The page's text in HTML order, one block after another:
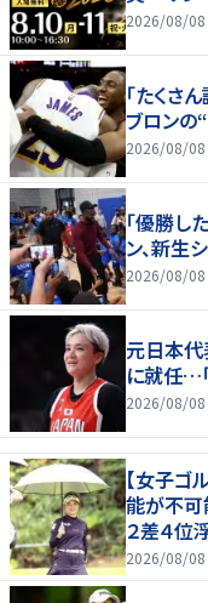
2026/08/08
「たくさ
ブロンの
2026/08/08
「優勝し
ン、新生
2026/08/08
元日本代
に就任…
2026/08/08
【女子ゴ
能が不
２差４位
2026/08/08